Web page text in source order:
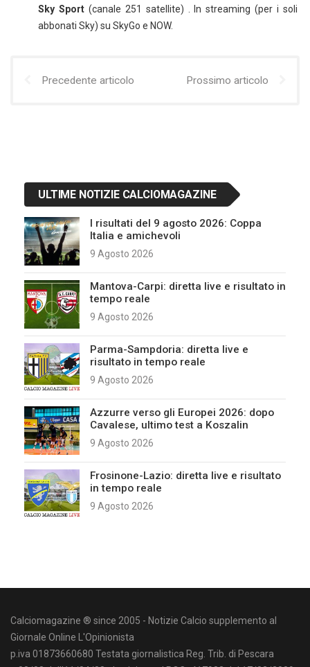
Sky Sport(canale 251 satellite) . In streaming (per i soli
abbonati Sky) su SkyGo e NOW.
Precedente articolo Prossimo articolo
ULTIME NOTIZIE CALCIOMAGAZINE
I risultati del 9 agosto 2026: Coppa
Italia e amichevoli
9 Agosto 2026
Mantova-Carpi: diretta live e risultato in
tempo reale
9 Agosto 2026
Parma-Sampdoria: diretta live e
risultato in tempo reale
9 Agosto 2026
Azzurre verso gli Europei 2026: dopo
Cavalese, ultimo test a Koszalin
9 Agosto 2026
Frosinone-Lazio: diretta live e risultato
in tempo reale
9 Agosto 2026
Calciomagazine ® since 2005 - Notizie Calcio supplemento al
Giornale Online L'Opinionista
p.iva 01873660680 Testata giornalistica Reg. Trib. di Pescara